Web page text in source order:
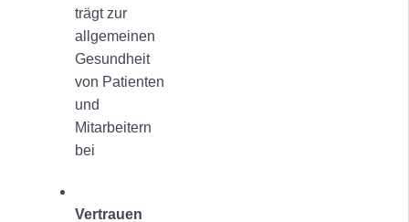
trägt zur
allgemeinen
Gesundheit
von Patienten
und
Mitarbeitern
bei
Vertrauen